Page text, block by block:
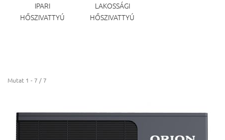
IPARI
HŐSZIVATTYÚ
LAKOSSÁGI
HŐSZIVATTYÚ
Mutat 1 - 7 / 7